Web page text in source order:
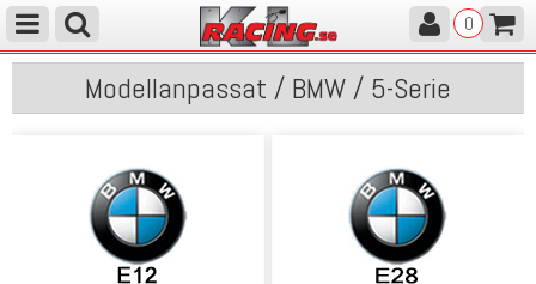
0
Modellanpassat / BMW / 5-Serie